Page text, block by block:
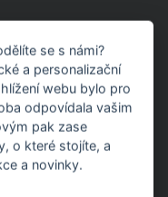
e-mailem, k
informace.
se s námi?
a personalizační
webu bylo pro
odpovídala vašim
pak zase
o které stojíte, a
a novinky.